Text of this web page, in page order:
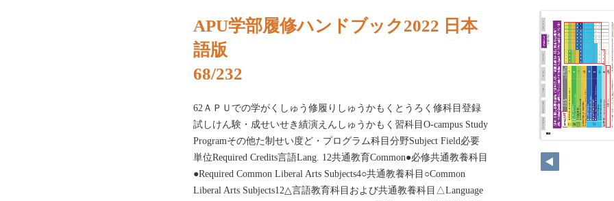
APU学部履修ハンドブック2022 日本
語版
68/232
62ＡＰＵでの学がくしゅう修履りしゅうかもくとうろく修科目登録
試しけん験・成せいせき績演えんしゅうかもく習科目O-campus Study
Programその他た制せい度ど・プログラム科目分野Subject Field必要
単位Required Credits言語Lang. 12共通教育Common●必修共通教養科目
●Required Common Liberal Arts Subjects4○共通教養科目○Common
Liberal Arts Subjects12△言語教育科目および共通教養科目△Language